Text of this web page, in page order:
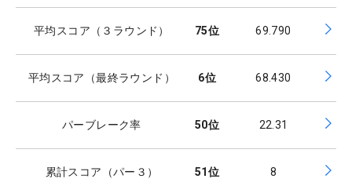
平均スコア（３ラウンド） 75位 69.790
平均スコア（最終ラウンド） 6位 68.430
パーブレーク率 50位 22.31
累計スコア（パー３） 51位 8